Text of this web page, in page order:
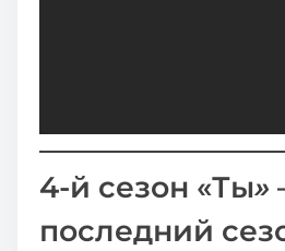
4-й сезон «Ты»
последний